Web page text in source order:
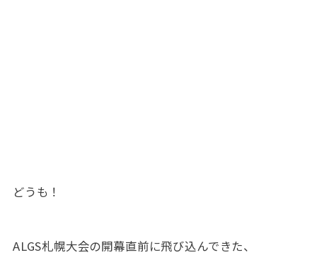
どうも！
ALGS札幌大会の開幕直前に飛び込んできた、